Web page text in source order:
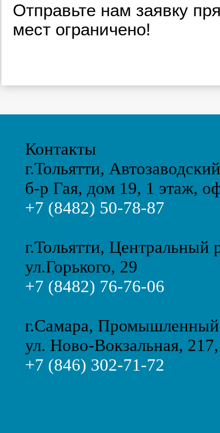
Отправьте нам заявку
мест ограничено!
Контакты
г.Тольятти,
б-р Гая, дом 19, 1 этаж,
+7 (8482) 50-78-87
г.Тольятти, Центральный
ул.Горького, 29
+7 (8482) 76-76-06
г.Самара,
ул. Ново-Вокзальная,
+7 (846) 302-71-72